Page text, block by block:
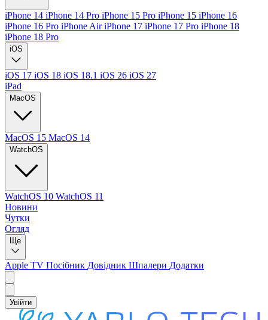
iPhone 14 iPhone 14 Pro iPhone 15 Pro iPhone 15 iPhone 16
iPhone 16 Pro iPhone AiriPhone 17 iPhone 17 Pro iPhone 18
iPhone 18 Pro
iOS
iOS 17 iOS 18 iOS 18.1 iOS 26 iOS 27
iPad
MacOS
MacOS 15 MacOS 14
WatchOS
WatchOS 10 WatchOS 11
Новини
Чутки
Огляд
Ще
Apple TV Посібник Довідник Шпалери Додатки
Увійти